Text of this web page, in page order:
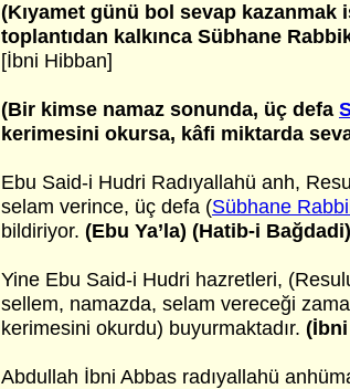
(Kıyamet günü bol sevap kazanmak
toplantıdan kalkınca Sübhane
[İbni Hibban]
(Bir kimse namaz sonunda, üç defa
kerimesini okursa, kâfi miktarda
Ebu Said-i Hudri Radıyallahü anh,
selam verince, üç defa (Sübhane
bildiriyor. (Ebu Ya’la) (Hatib-i Bağdadi)
Yine Ebu Said-i Hudri hazretleri,
sellem, namazda, selam vereceği
kerimesini okurdu) buyurmaktadır.
Abdullah İbni Abbas radıyallahü